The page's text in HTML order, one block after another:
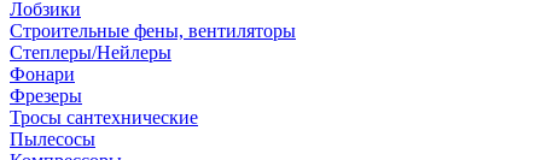
Лобзики
Строительные фены, вентиляторы
Степлеры/Нейлеры
Фонари
Фрезеры
Тросы сантехнические
Пылесосы